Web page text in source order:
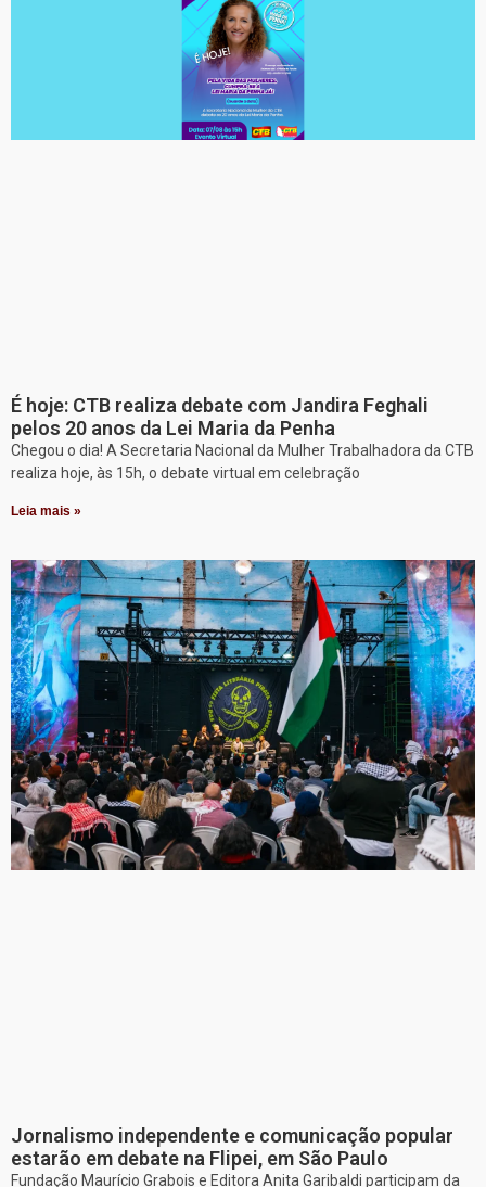
É hoje: CTB realiza debate com Jandira Feghali
pelos 20 anos da Lei Maria da Penha
Chegou o dia! A Secretaria Nacional da Mulher Trabalhadora da CTB
realiza hoje, às 15h, o debate virtual em celebração
Leia mais »
Jornalismo independente e comunicação popular
estarão em debate na Flipei, em São Paulo
Fundação Maurício Grabois e Editora Anita Garibaldi participam da